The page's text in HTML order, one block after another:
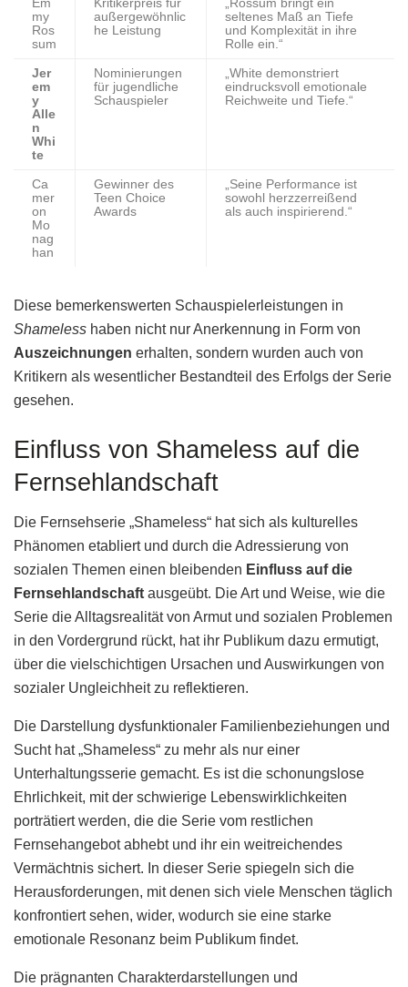
Em
my
Ros
sum
Kritikerpreis für
außergewöhnlic
he Leistung
„Rossum bringt ein
seltenes Maß an Tiefe
und Komplexität in ihre
Rolle ein.“
Jer
em
y
Alle
n
Whi
te
Nominierungen
für jugendliche
Schauspieler
„White demonstriert
eindrucksvoll emotionale
Reichweite und Tiefe.“
Ca
mer
on
Mo
nag
han
Gewinner des
Teen Choice
Awards
„Seine Performance ist
sowohl herzzerreißend
als auch inspirierend.“
Diese bemerkenswerten Schauspielerleistungen in
Shameless haben nicht nur Anerkennung in Form von
Auszeichnungen erhalten, sondern wurden auch von
Kritikern als wesentlicher Bestandteil des Erfolgs der Serie
gesehen.
Einfluss von Shameless auf die
Fernsehlandschaft
Die Fernsehserie „Shameless“ hat sich als kulturelles
Phänomen etabliert und durch die Adressierung von
sozialen Themen einen bleibenden Einfluss auf die
Fernsehlandschaft ausgeübt. Die Art und Weise, wie die
Serie die Alltagsrealität von Armut und sozialen Problemen
in den Vordergrund rückt, hat ihr Publikum dazu ermutigt,
über die vielschichtigen Ursachen und Auswirkungen von
sozialer Ungleichheit zu reflektieren.
Die Darstellung dysfunktionaler Familienbeziehungen und
Sucht hat „Shameless“ zu mehr als nur einer
Unterhaltungsserie gemacht. Es ist die schonungslose
Ehrlichkeit, mit der schwierige Lebenswirklichkeiten
porträtiert werden, die die Serie vom restlichen
Fernsehangebot abhebt und ihr ein weitreichendes
Vermächtnis sichert. In dieser Serie spiegeln sich die
Herausforderungen, mit denen sich viele Menschen täglich
konfrontiert sehen, wider, wodurch sie eine starke
emotionale Resonanz beim Publikum findet.
Die prägnanten Charakterdarstellungen und